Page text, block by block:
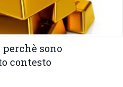
perchè sono
contesto